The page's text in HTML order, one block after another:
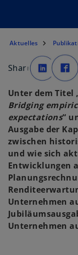
Aktuelles
Share
Unter dem Titel
Bridging
expectations“
Ausgabe der
zwischen
und wie sich
Entwicklungen
Unternehmen
Unternehmen